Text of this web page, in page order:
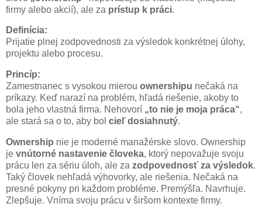
firmy alebo akcií), ale za prístup k práci.
Definícia:
Prijatie plnej zodpovednosti za výsledok konkrétnej úlohy,
projektu alebo procesu.
Princíp:
Zamestnanec s vysokou mierou ownershipu nečaká na
príkazy. Keď narazí na problém, hľadá riešenie, akoby to
bola jeho vlastná firma. Nehovorí „to nie je moja práca“,
ale stará sa o to, aby bol cieľ dosiahnutý.
Ownership nie je moderné manažérske slovo. Ownership
je vnútorné nastavenie človeka, ktorý nepovažuje svoju
prácu len za sériu úloh, ale za zodpovednosť za výsledok.
Taký človek nehľadá výhovorky, ale riešenia. Nečaká na
presné pokyny pri každom probléme. Premýšľa. Navrhuje.
Zlepšuje. Vníma svoju prácu v širšom kontexte firmy.